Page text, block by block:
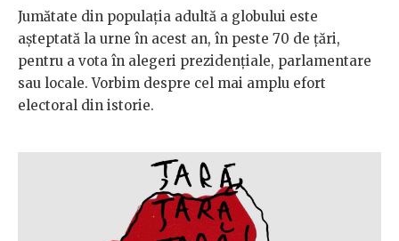
Jumătate din populația adultă a globului este
așteptată la urne în acest an, în peste 70 de țări,
pentru a vota în alegeri prezidențiale, parlamentare
sau locale. Vorbim despre cel mai amplu efort
electoral din istorie.